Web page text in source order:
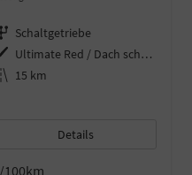
Getriebe Schaltgetriebe
Außenfarbe
Ultimate Red / Dach schwarz
Kilometerstand 15 km
Details
100km